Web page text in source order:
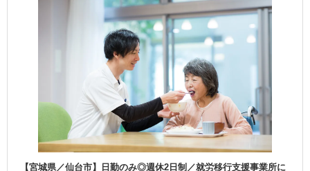
【宮城県／仙台市】日勤のみ◎週休2日制／就労移行支援事業所に